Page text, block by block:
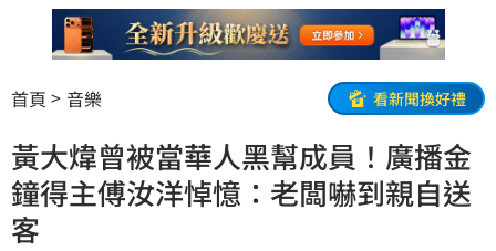
首頁 音樂 看新聞換好禮
黃大煒曾被當華人黑幫成員！廣播金
鐘得主傅汝洋悼憶：老闆嚇到親自送
客